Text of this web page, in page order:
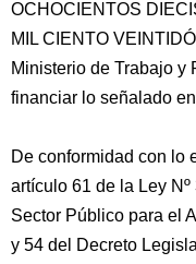
OCHOCIENTOS
MIL CIENTO
Ministerio de Trabajo y
financiar lo señalado
De conformidad con lo
artículo 61 de la Ley
Sector Público para el
y 54 del Decreto